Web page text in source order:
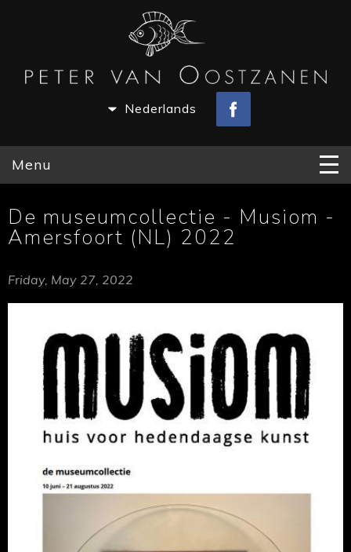
Nederlands
Menu
De museumcollectie - Musiom -
Amersfoort (NL) 2022
Friday, May 27, 2022